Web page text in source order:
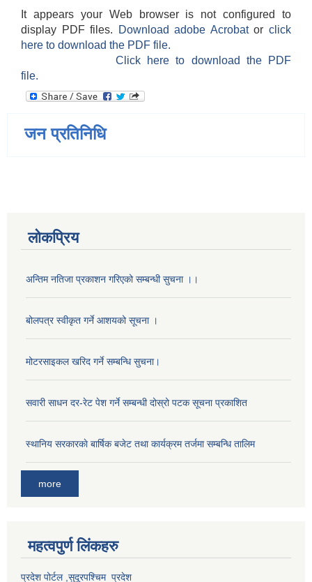
It appears your Web browser is not configured to
display PDF files.
Download adobe Acrobatorclick
here to download the PDF file.
Click here to download the PDF
file.
जन प्रतिनिधि
लोकप्रिय
अन्तिम नतिजा प्रकाशन गरिएको सम्बन्धी सुचना ।।
बोलपत्र स्वीकृत गर्ने आशयको सूचना ।
मोटरसाइकल खरिद गर्ने सम्बन्धि सुचना।
सवारी साधन दर-रेट पेश गर्ने सम्बन्धी दोस्रो पटक सूचना प्रकाशित
स्थानिय सरकारकाे बार्षिक बजेट तथा कार्यक्रम तर्जमा सम्बन्धि तालिम
more
महत्वपुर्ण लि‌ंकहरु
प्रदेश पोर्टल ,सुदूरपश्चिम प्रदेश